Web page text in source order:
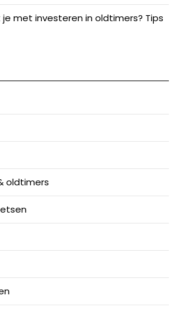
met investeren in oldtimers? Tips
oldtimers